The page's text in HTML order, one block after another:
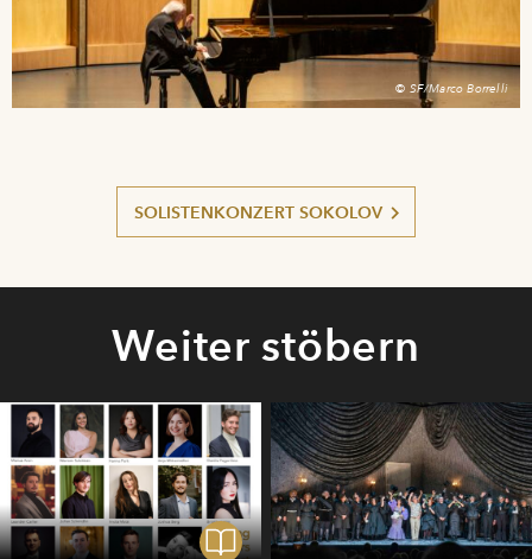
© SF/Marco Borrelli
SOLISTENKONZERT SOKOLOV
Weiter stöbern